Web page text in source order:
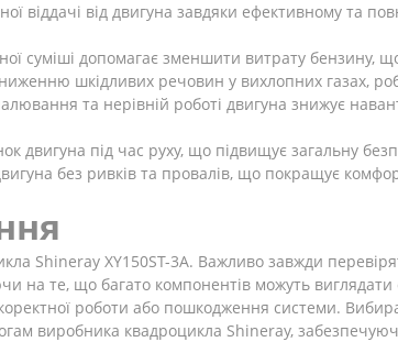
віддачі від двигуна завдяки ефективному та
суміші допомагає зменшити витрату бензину,
шкідливих речовин у вихлопних газах,
та нерівній роботі двигуна знижує
двигуна під час руху, що підвищує загальну
без ривків та провалів, що покращує
Shineray XY150ST-3A. Важливо завжди
на те, що багато компонентів можуть виглядати
роботи або пошкодження системи.
виробника квадроцикла Shineray,